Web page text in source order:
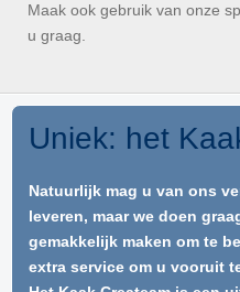
Maak ook gebruik van onze
u graag.
Uniek: het
Natuurlijk mag u van ons
leveren, maar we doen
gemakkelijk maken om te
extra service om u vooruit